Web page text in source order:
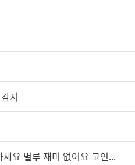
지
요 별루 재미 없어요 고인...